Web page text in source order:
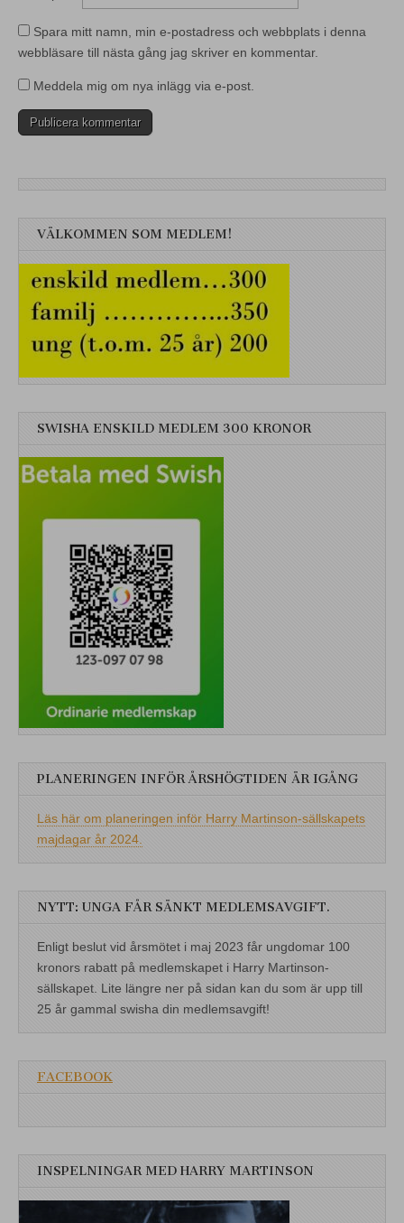
Spara mitt namn, min e-postadress och webbplats i denna
webbläsare till nästa gång jag skriver en kommentar.
Meddela mig om nya inlägg via e-post.
VÄLKOMMEN SOM MEDLEM!
SWISHA ENSKILD MEDLEM 300 KRONOR
PLANERINGEN INFÖR ÅRSHÖGTIDEN ÄR IGÅNG
Läs här om planeringen inför Harry Martinson-sällskapets
majdagar år 2024.
NYTT: UNGA FÅR SÄNKT MEDLEMSAVGIFT.
Enligt beslut vid årsmötet i maj 2023 får ungdomar 100
kronors rabatt på medlemskapet i Harry Martinson-
sällskapet. Lite längre ner på sidan kan du som är upp till
25 år gammal swisha din medlemsavgift!
FACEBOOK
INSPELNINGAR MED HARRY MARTINSON